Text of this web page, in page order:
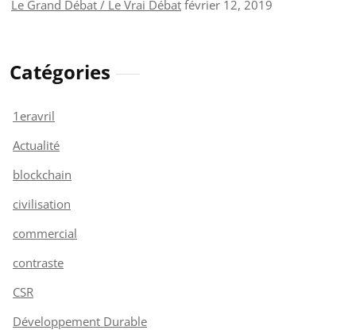
Le Grand Débat / Le Vrai Débat février 12, 2019
Catégories
1eravril
Actualité
blockchain
civilisation
commercial
contraste
CSR
Développement Durable